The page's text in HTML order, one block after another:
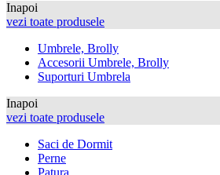
Inapoi
vezi toate produsele
Umbrele, Brolly
Accesorii Umbrele, Brolly
Suporturi Umbrela
Inapoi
vezi toate produsele
Saci de Dormit
Perne
Patura